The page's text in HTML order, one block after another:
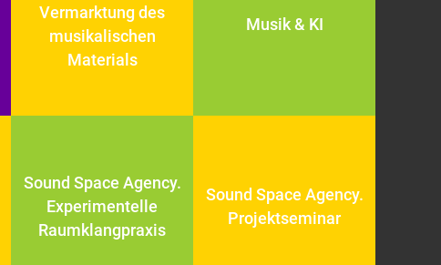
Vermarktung des
musikalischen
Materials
Musik & KI
Sound Space Agency.
Experimentelle
Raumklangpraxis
Sound Space Agency.
Projektseminar